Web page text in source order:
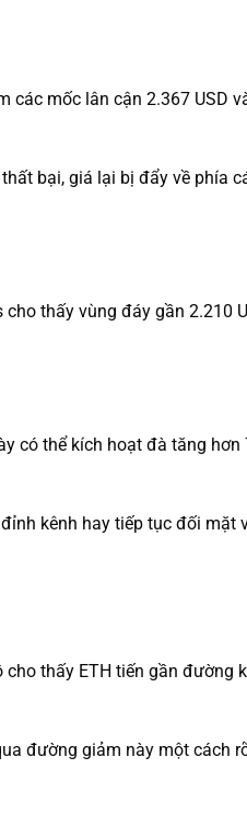
mốc lân cận 2.367 USD
bại, giá lại bị đẩy về phía
thấy vùng đáy gần 2.210
có thể kích hoạt đà tăng hơn
kênh hay tiếp tục đối
thấy ETH tiến gần đường
đường giảm này một cách